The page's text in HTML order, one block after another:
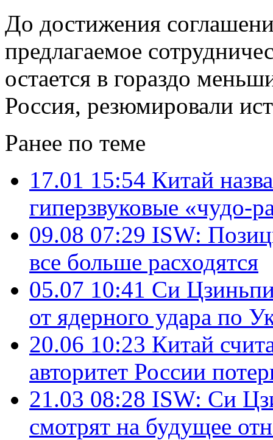
До достижения
предлагаемое
остается в гораздо
Россия, резюмировали
Ранее по теме
17.01 15:54 Китай
гиперзвуковые «чудо-
09.08 07:29 ISW:
все больше расходятся
05.07 10:41 Си
от ядерного удара по
20.06 10:23 Китай
авторитет России
21.03 08:28 ISW: Си
смотрят на будущее